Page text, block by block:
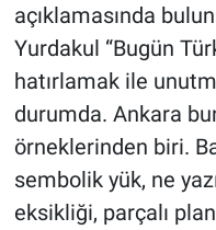
açıklamasında
Yurdakul “Bugün
hatırlamak ile
durumda. Ankara
örneklerinden biri.
sembolik yük, ne
eksikliği, parçalı